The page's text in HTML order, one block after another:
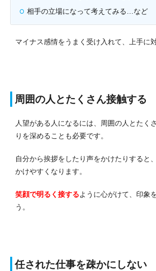
相手の立場になって考えてみる…など
マイナス感情をうまく受け入れて、上手に
周囲の人とたくさん接触する
人望がある人になるには、周囲の人とたく
りを深めることも必要です。
自分から挨拶をしたり声をかけたりすると
かけやすくなります。
笑顔で明るく接するように心がけて、印象
う。
任された仕事を疎かにしない